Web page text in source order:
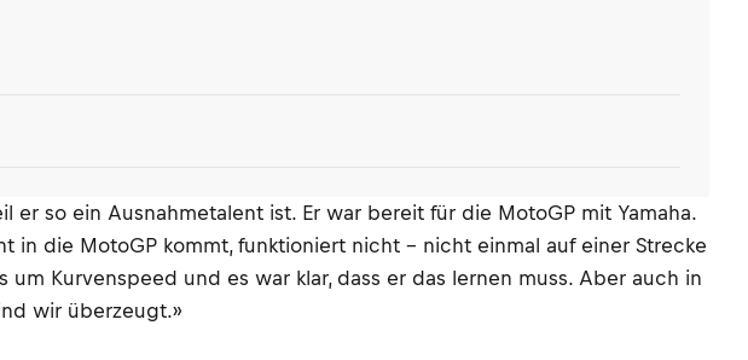
er so ein Ausnahmetalent ist. Er war bereit für die MotoGP mit Yamaha.
in die MotoGP kommt, funktioniert nicht – nicht einmal auf einer Strecke
Kurvenspeed und es war klar, dass er das lernen muss. Aber auch in
wir überzeugt.»